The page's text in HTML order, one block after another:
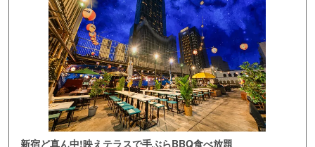
新宿ど真ん中!映えテラスで手ぶらBBQ食べ放題